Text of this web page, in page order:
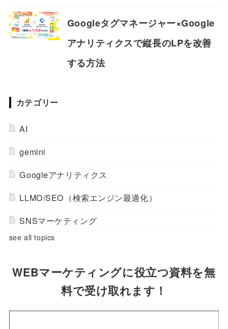
Googleタグマネージャー×Google
アナリティクスで縦長のLPを改善
する方法
カテゴリー
AI
gemini
Googleアナリティクス
LLMO/SEO（検索エンジン最適化）
SNSマーケティング
see all topics
WEBマーケティングに役立つ資料を無
料で受け取れます！